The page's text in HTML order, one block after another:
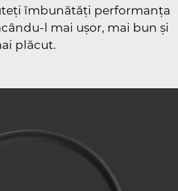
îmbunătăți performanța
l mai ușor, mai bun și
plăcut.